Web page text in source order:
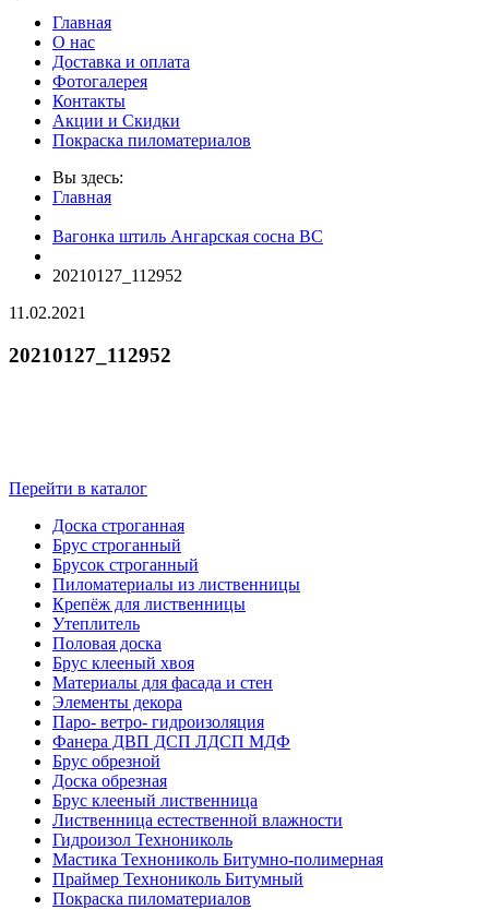
Главная
О нас
Доставка и оплата
Фотогалерея
Контакты
Акции и Скидки
Покраска пиломатериалов
Вы здесь:
Главная
Вагонка штиль Ангарская сосна ВС
20210127_112952
11.02.2021
20210127_112952
Перейти в каталог
Доска строганная
Брус строганный
Брусок строганный
Пиломатериалы из лиственницы
Крепёж для лиственницы
Утеплитель
Половая доска
Брус клееный хвоя
Материалы для фасада и стен
Элементы декора
Паро- ветро- гидроизоляция
Фанера ДВП ДСП ЛДСП МДФ
Брус обрезной
Доска обрезная
Брус клееный лиственница
Лиственница естественной влажности
Гидроизол Технониколь
Мастика Технониколь Битумно-полимерная
Праймер Технониколь Битумный
Покраска пиломатериалов